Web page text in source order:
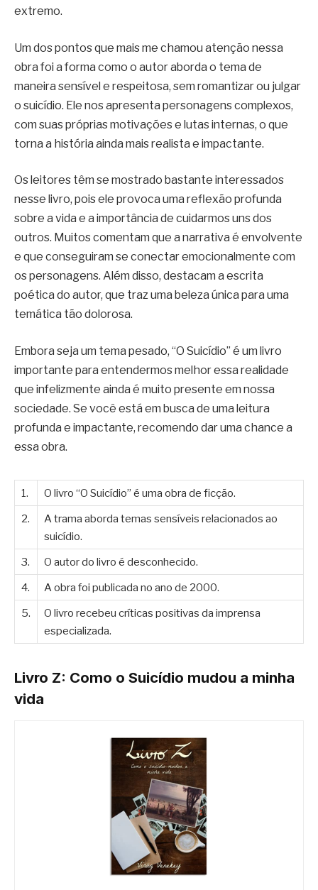
extremo.
Um dos pontos que mais me chamou atenção nessa
obra foi a forma como o autor aborda o tema de
maneira sensível e respeitosa, sem romantizar ou julgar
o suicídio. Ele nos apresenta personagens complexos,
com suas próprias motivações e lutas internas, o que
torna a história ainda mais realista e impactante.
Os leitores têm se mostrado bastante interessados
nesse livro, pois ele provoca uma reflexão profunda
sobre a vida e a importância de cuidarmos uns dos
outros. Muitos comentam que a narrativa é envolvente
e que conseguiram se conectar emocionalmente com
os personagens. Além disso, destacam a escrita
poética do autor, que traz uma beleza única para uma
temática tão dolorosa.
Embora seja um tema pesado, “O Suicídio” é um livro
importante para entendermos melhor essa realidade
que infelizmente ainda é muito presente em nossa
sociedade. Se você está em busca de uma leitura
profunda e impactante, recomendo dar uma chance a
essa obra.
1.
O livro “O Suicídio” é uma obra de ficção.
2.
A trama aborda temas sensíveis relacionados ao
suicídio.
3.
O autor do livro é desconhecido.
4.
A obra foi publicada no ano de 2000.
5.
O livro recebeu críticas positivas da imprensa
especializada.
Livro Z: Como o Suicídio mudou a minha
vida